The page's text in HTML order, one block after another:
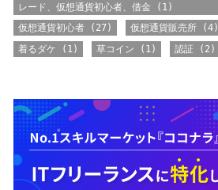
レード、仮想通貨初心者、借金 (1)
仮想通貨初心者(27) 仮想通貨販売所(4)
着るダケ (1) 草コイン (1) 認証 (2)